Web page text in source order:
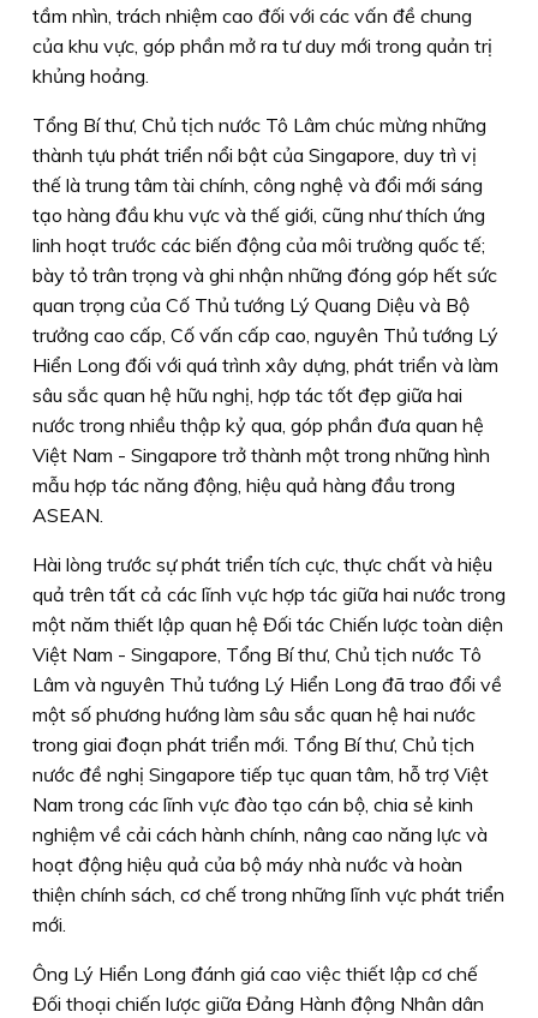
tầm nhìn, trách nhiệm cao đối với các vấn đề chung
của khu vực, góp phần mở ra tư duy mới trong quản trị
khủng hoảng.
Tổng Bí thư, Chủ tịch nước Tô Lâm chúc mừng những
thành tựu phát triển nổi bật của Singapore, duy trì vị
thế là trung tâm tài chính, công nghệ và đổi mới sáng
tạo hàng đầu khu vực và thế giới, cũng như thích ứng
linh hoạt trước các biến động của môi trường quốc tế;
bày tỏ trân trọng và ghi nhận những đóng góp hết sức
quan trọng của Cố Thủ tướng Lý Quang Diệu và Bộ
trưởng cao cấp, Cố vấn cấp cao, nguyên Thủ tướng Lý
Hiển Long đối với quá trình xây dựng, phát triển và làm
sâu sắc quan hệ hữu nghị, hợp tác tốt đẹp giữa hai
nước trong nhiều thập kỷ qua, góp phần đưa quan hệ
Việt Nam - Singapore trở thành một trong những hình
mẫu hợp tác năng động, hiệu quả hàng đầu trong
ASEAN.
Hài lòng trước sự phát triển tích cực, thực chất và hiệu
quả trên tất cả các lĩnh vực hợp tác giữa hai nước trong
một năm thiết lập quan hệ Đối tác Chiến lược toàn diện
Việt Nam - Singapore, Tổng Bí thư, Chủ tịch nước Tô
Lâm và nguyên Thủ tướng Lý Hiển Long đã trao đổi về
một số phương hướng làm sâu sắc quan hệ hai nước
trong giai đoạn phát triển mới. Tổng Bí thư, Chủ tịch
nước đề nghị Singapore tiếp tục quan tâm, hỗ trợ Việt
Nam trong các lĩnh vực đào tạo cán bộ, chia sẻ kinh
nghiệm về cải cách hành chính, nâng cao năng lực và
hoạt động hiệu quả của bộ máy nhà nước và hoàn
thiện chính sách, cơ chế trong những lĩnh vực phát triển
mới.
Ông Lý Hiển Long đánh giá cao việc thiết lập cơ chế
Đối thoại chiến lược giữa Đảng Hành động Nhân dân